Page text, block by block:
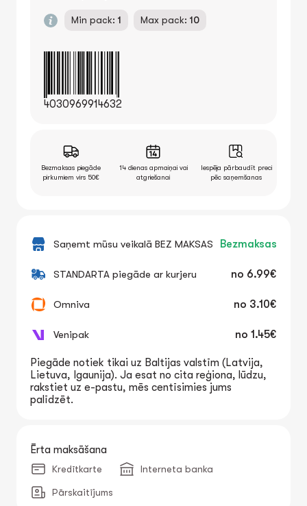
Min pack: 1 Max pack: 10
4030969914632
Bezmaksas piegāde
pirkumiem virs 50€
14 dienas apmaiņai vai
atgriešanai
Iespēja pārbaudīt preci
pēc saņemšanas
Saņemt mūsu veikalā BEZ MAKSAS Bezmaksas
STANDARTA piegāde ar kurjeru no 6.99€
Omniva no 3.10€
Venipak no 1.45€
Piegāde notiek tikai uz Baltijas valstīm (Latvija,
Lietuva, Igaunija). Ja esat no cita reģiona, lūdzu,
rakstiet uz e-pastu, mēs centīsimies jums
palīdzēt.
Ērta maksāšana
Kredītkarte Interneta banka
Pārskaitījums